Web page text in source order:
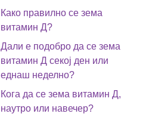
Како правилно се зема
витамин Д?
Дали е подобро да се зема
витамин Д секој ден или
еднаш неделно?
Кога да се зема витамин Д,
наутро или навечер?